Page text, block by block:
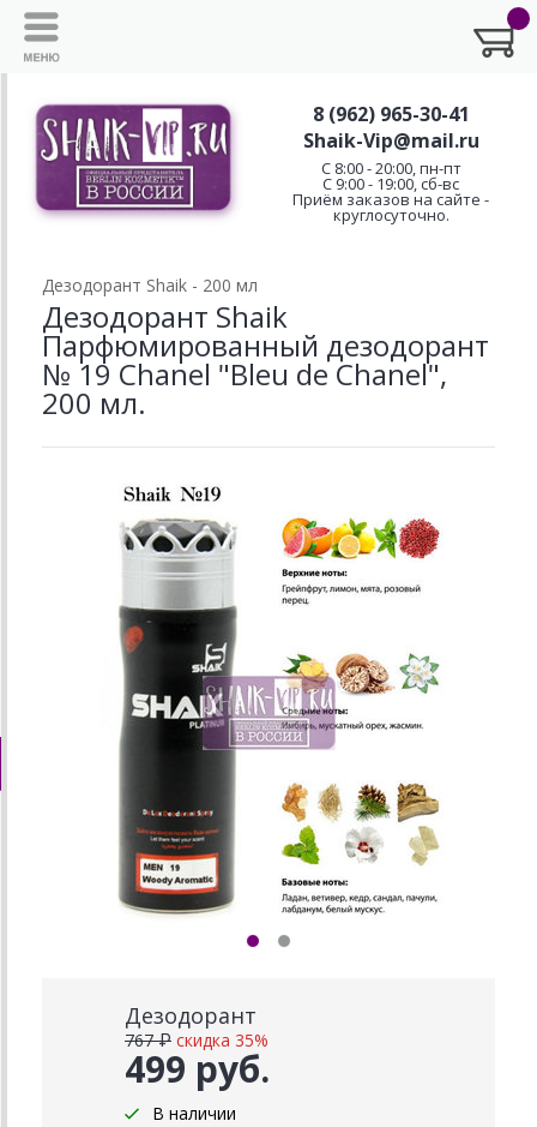
8 (962) 965-30-41
Shaik-Vip@mail.ru
C 8:00 - 20:00, пн-пт
С 9:00 - 19:00, сб-вс
Приём заказов на сайте -
круглосуточно.
Дезодорант Shaik - 200 мл
Дезодорант Shaik
Парфюмированный дезодорант
№ 19 Chanel "Bleu de Chanel",
200 мл.
Дезодорант
499 руб.
767 ₽ скидка 35%
В наличии